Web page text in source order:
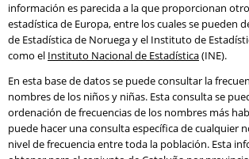
información es parecida a la que proporcionan
estadística de Europa, entre los cuales se pueden
de Estadística de Noruega y el Instituto de
como el Instituto Nacional de Estadística(INE).
En esta base de datos se puede consultar la
nombres de los niños y niñas. Esta consulta se
ordenación de frecuencias de los nombres más
puede hacer una consulta específica de cualquier
nivel de frecuencia entre toda la población. Esta